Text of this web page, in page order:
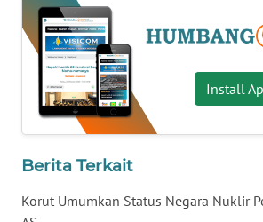
Install
Berita Terkait
Korut Umumkan Status Negara Nuklir
WN
JATIM
BALI
KALBAR
WN